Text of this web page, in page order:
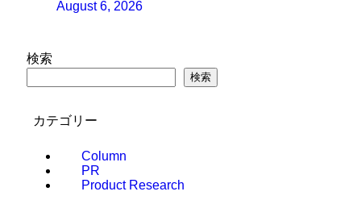
August 6, 2026
検索
検索
カテゴリー
Column
PR
Product Research